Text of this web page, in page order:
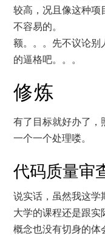
较高，况且像这种项
不容易的。
额。。。先不议论别
的逼格吧。。。
修炼
有了目标就好办了，
一个一个处理喽。
代码质量审
说实话，虽然我这学
大学的课程还是跟实
概念也没有切身的体